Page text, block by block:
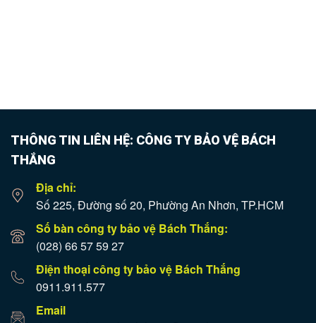
THÔNG TIN LIÊN HỆ: CÔNG TY BẢO VỆ BÁCH
THẮNG
Địa chỉ:
Số 225, Đường số 20, Phường An Nhơn, TP.HCM
Số bàn công ty bảo vệ Bách Thắng:
(028) 66 57 59 27
Điện thoại công ty bảo vệ Bách Thắng
0911.911.577
Email